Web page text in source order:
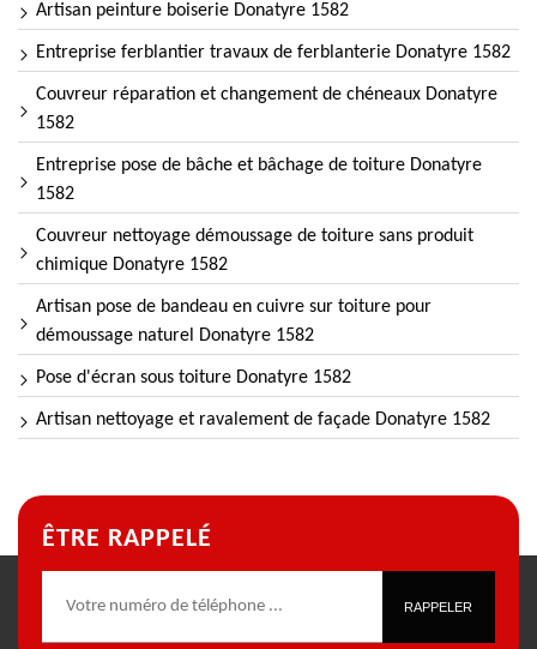
Artisan peinture boiserie Donatyre 1582
Entreprise ferblantier travaux de ferblanterie Donatyre 1582
Couvreur réparation et changement de chéneaux Donatyre
1582
Entreprise pose de bâche et bâchage de toiture Donatyre
1582
Couvreur nettoyage démoussage de toiture sans produit
chimique Donatyre 1582
Artisan pose de bandeau en cuivre sur toiture pour
démoussage naturel Donatyre 1582
Pose d'écran sous toiture Donatyre 1582
Artisan nettoyage et ravalement de façade Donatyre 1582
ÊTRE RAPPELÉ